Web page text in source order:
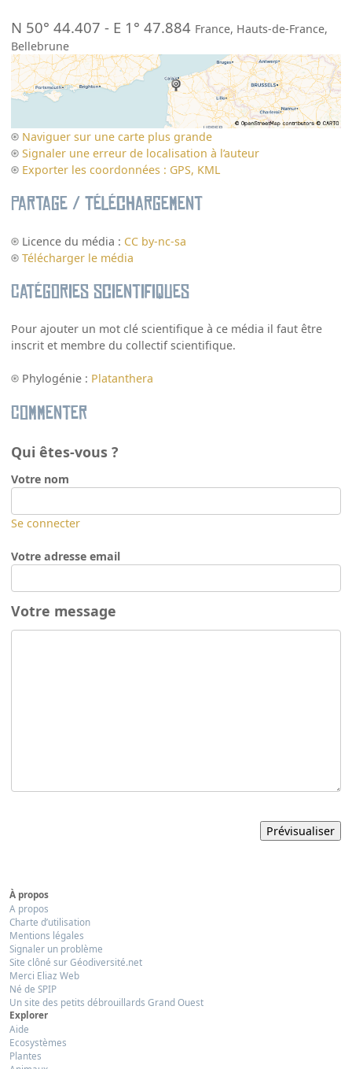
N 50° 44.407 - E 1° 47.884 France, Hauts-de-France,
Bellebrune
Naviguer sur une carte plus grande
Signaler une erreur de localisation à l’auteur
Exporter les coordonnées : GPS, KML
Partage / Téléchargement
Licence du média : CC by-nc-sa
Télécharger le média
Catégories scientifiques
Pour ajouter un mot clé scientifique à ce média il faut être
inscrit et membre du collectif scientifique.
Phylogénie : Platanthera
Commenter
Qui êtes-vous ?
Votre nom
Se connecter
Votre adresse email
Votre message
À propos
A propos
Charte d’utilisation
Mentions légales
Signaler un problème
Site clôné sur Géodiversité.net
Merci Eliaz Web
Né de SPIP
Un site des petits débrouillards Grand Ouest
Explorer
Aide
Ecosystèmes
Plantes